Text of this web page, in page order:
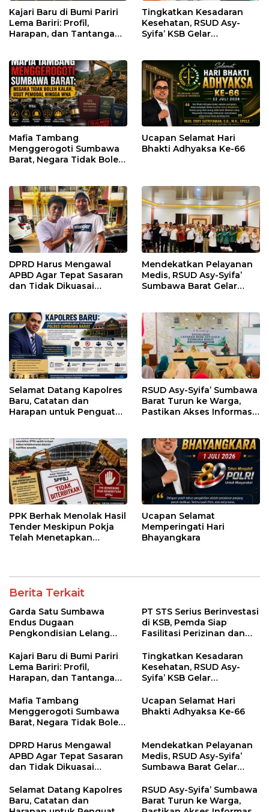
Kajari Baru di Bumi Pariri
Lema Bariri: Profil,
Harapan, dan Tantangan
Tingkatkan Kesadaran
Kesehatan, RSUD Asy-
Syifa’ KSB Gelar
Mafia Tambang
Menggerogoti Sumbawa
Barat, Negara Tidak Boleh
Ucapan Selamat Hari
Bhakti Adhyaksa Ke-66
DPRD Harus Mengawal
APBD Agar Tepat Sasaran
dan Tidak Dikuasai
Mendekatkan Pelayanan
Medis, RSUD Asy-Syifa’
Sumbawa Barat Gelar
Selamat Datang Kapolres
Baru, Catatan dan
Harapan untuk Penguatan
RSUD Asy-Syifa’ Sumbawa
Barat Turun ke Warga,
Pastikan Akses Informasi
PPK Berhak Menolak Hasil
Tender Meskipun Pokja
Telah Menetapkan
Ucapan Selamat
Memperingati Hari
Bhayangkara
Berita Terkait
Garda Satu Sumbawa
Endus Dugaan
Pengkondisian Lelang
Benih Bawang Merah
senilai Rp 7,5 Miliar
PT STS Serius Berinvestasi
di KSB, Pemda Siap
Fasilitasi Perizinan dan
Regulasi
Kajari Baru di Bumi Pariri
Lema Bariri: Profil,
Harapan, dan Tantangan
Tingkatkan Kesadaran
Kesehatan, RSUD Asy-
Syifa’ KSB Gelar
Melitus pada Lansia
Mafia Tambang
Menggerogoti Sumbawa
Barat, Negara Tidak Boleh
hingga WNA
Ucapan Selamat Hari
Bhakti Adhyaksa Ke-66
DPRD Harus Mengawal
APBD Agar Tepat Sasaran
dan Tidak Dikuasai
Tertentu
Mendekatkan Pelayanan
Medis, RSUD Asy-Syifa’
Sumbawa Barat Gelar
Kesehatan di Taliwang
Selamat Datang Kapolres
Baru, Catatan dan
RSUD Asy-Syifa’ Sumbawa
Barat Turun ke Warga,